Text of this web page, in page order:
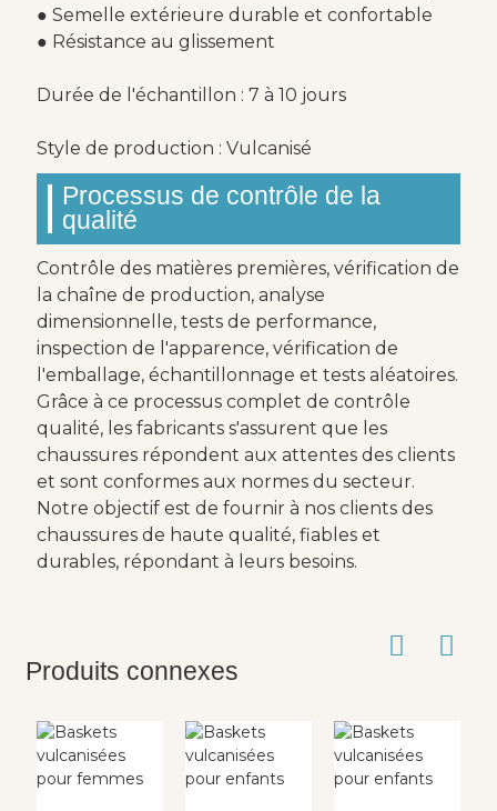
● Semelle extérieure durable et confortable
● Résistance au glissement
Durée de l'échantillon : 7 à 10 jours
Style de production : Vulcanisé
Processus de contrôle de la
qualité
Contrôle des matières premières, vérification de
la chaîne de production, analyse
dimensionnelle, tests de performance,
inspection de l'apparence, vérification de
l'emballage, échantillonnage et tests aléatoires.
Grâce à ce processus complet de contrôle
qualité, les fabricants s'assurent que les
chaussures répondent aux attentes des clients
et sont conformes aux normes du secteur.
Notre objectif est de fournir à nos clients des
chaussures de haute qualité, fiables et
durables, répondant à leurs besoins.
Produits connexes